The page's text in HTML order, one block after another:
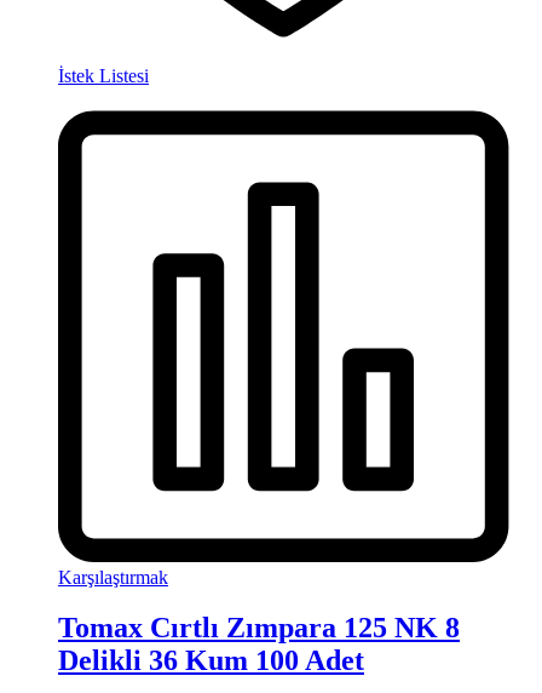
İstek Listesi
Karşılaştırmak
Tomax Cırtlı Zımpara 125 NK 8
Delikli 36 Kum 100 Adet